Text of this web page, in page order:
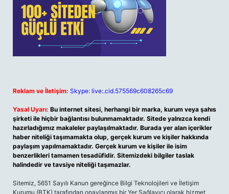
Reklam ve İletişim: Skype: live:.cid.575569c608265c69
Yasal Uyarı: Bu internet sitesi, herhangi bir marka, kurum veya şahıs
şirketi ile hiçbir bağlantısı bulunmamaktadır. Sitede yalnızca kendi
hazırladığımız makaleler paylaşılmaktadır. Burada yer alan içerikler
haber niteliği taşımamakta olup, gerçek kurum ve kişiler hakkında
paylaşım yapılmamaktadır. Gerçek kurum ve kişiler ile isim
benzerlikleri tamamen tesadüfidir. Sitemizdeki bilgiler taslak
halindedir ve tavsiye niteliği taşımazlar.
Sitemiz, 5651 Sayılı Kanun gereğince Bilgi Teknolojileri ve İletişim
Kurumu (BTK) tarafından onaylanmış bir Yer Sağlayıcı olarak hizmet